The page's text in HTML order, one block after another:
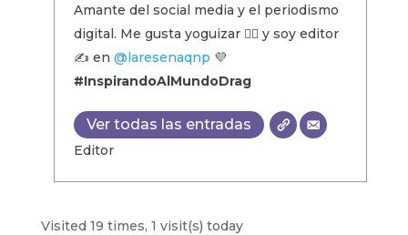
Amante del social media y el periodismo
digital. Me gusta yoguizar 🧘‍♂️ y soy editor
✍️ en @laresenaqnp 💜
#InspirandoAlMundoDrag
Ver todas las entradas
Editor
Visited 19 times, 1 visit(s) today